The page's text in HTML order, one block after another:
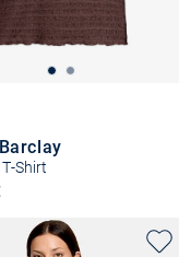
Shirt